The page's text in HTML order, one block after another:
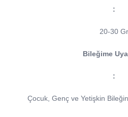
:
20-30 Gr
Bileğime
:
Çocuk, Genç ve Yetişkin